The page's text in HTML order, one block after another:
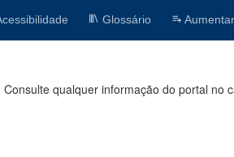
Glossário
Consulte qualquer informação do portal no